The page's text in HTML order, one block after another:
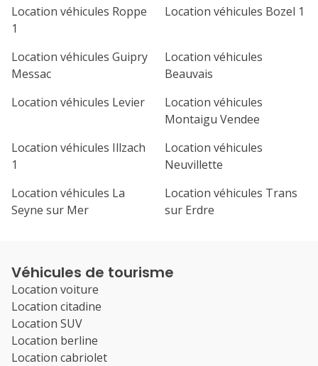
Location véhicules Roppe
1
Location véhicules Bozel 1
Location véhicules Guipry
Messac
Location véhicules
Beauvais
Location véhicules Levier
Location véhicules
Montaigu Vendee
Location véhicules Illzach
1
Location véhicules
Neuvillette
Location véhicules La
Seyne sur Mer
Location véhicules Trans
sur Erdre
Véhicules de tourisme
Location voiture
Location citadine
Location SUV
Location berline
Location cabriolet